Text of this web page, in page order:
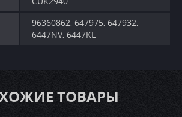
96360862, 647975, 647932,
6447NV, 6447KL
ТОВАРЫ